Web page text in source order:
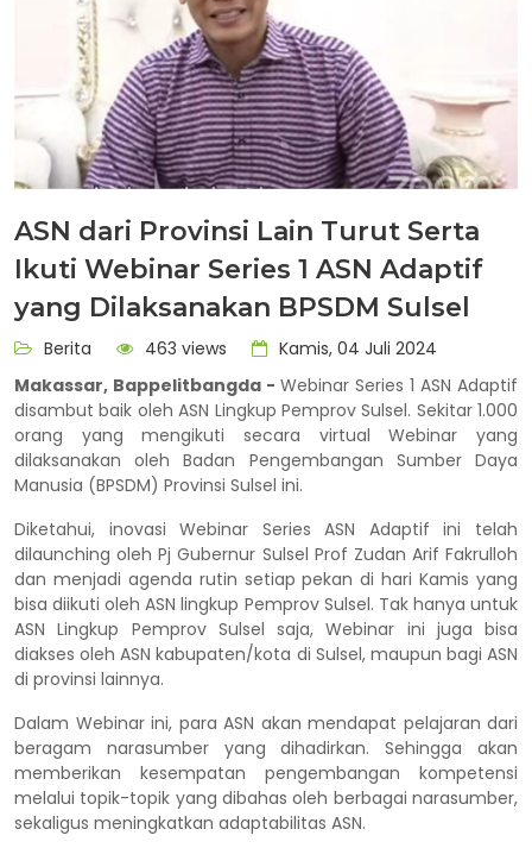
ASN dari Provinsi Lain Turut Serta
Ikuti Webinar Series 1 ASN Adaptif
yang Dilaksanakan BPSDM Sulsel
Berita 463 views
Kamis, 04 Juli 2024
Makassar, Bappelitbangda - Webinar Series 1 ASN Adaptif
disambut baik oleh ASN Lingkup Pemprov Sulsel. Sekitar 1.000
orang yang mengikuti secara virtual Webinar yang
dilaksanakan oleh Badan Pengembangan Sumber Daya
Manusia (BPSDM) Provinsi Sulsel ini.
Diketahui, inovasi Webinar Series ASN Adaptif ini telah
dilaunching oleh Pj Gubernur Sulsel Prof Zudan Arif Fakrulloh
dan menjadi agenda rutin setiap pekan di hari Kamis yang
bisa diikuti oleh ASN lingkup Pemprov Sulsel. Tak hanya untuk
ASN Lingkup Pemprov Sulsel saja, Webinar ini juga bisa
diakses oleh ASN kabupaten/kota di Sulsel, maupun bagi ASN
di provinsi lainnya.
Dalam Webinar ini, para ASN akan mendapat pelajaran dari
beragam narasumber yang dihadirkan. Sehingga akan
memberikan kesempatan pengembangan kompetensi
melalui topik-topik yang dibahas oleh berbagai narasumber,
sekaligus meningkatkan adaptabilitas ASN.